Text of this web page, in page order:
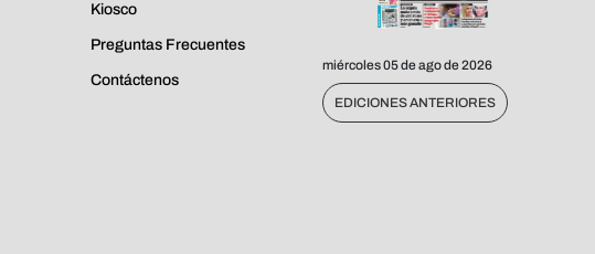
Kiosco
Preguntas Frecuentes
Contáctenos
miércoles 05 de ago de 2026
EDICIONES ANTERIORES